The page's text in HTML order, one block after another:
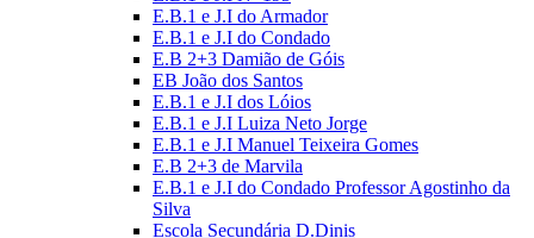
E.B.1 e J.I do Armador
E.B.1 e J.I do Condado
E.B 2+3 Damião de Góis
EB João dos Santos
E.B.1 e J.I dos Lóios
E.B.1 e J.I Luiza Neto Jorge
E.B.1 e J.I Manuel Teixeira Gomes
E.B 2+3 de Marvila
E.B.1 e J.I do Condado Professor Agostinho da
Silva
Escola Secundária D.Dinis